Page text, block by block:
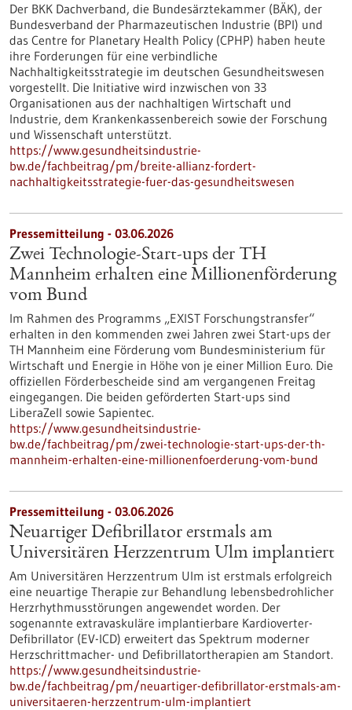
Der BKK Dachverband, die Bundesärztekammer (BÄK), der
Bundesverband der Pharmazeutischen Industrie (BPI) und
das Centre for Planetary Health Policy (CPHP) haben heute
ihre Forderungen für eine verbindliche
Nachhaltigkeitsstrategie im deutschen Gesundheitswesen
vorgestellt. Die Initiative wird inzwischen von 33
Organisationen aus der nachhaltigen Wirtschaft und
Industrie, dem Krankenkassenbereich sowie der Forschung
und Wissenschaft unterstützt.
https://www.gesundheitsindustrie-
bw.de/fachbeitrag/pm/breite-allianz-fordert-
nachhaltigkeitsstrategie-fuer-das-gesundheitswesen
Pressemitteilung - 03.06.2026
Zwei Technologie-Start-ups der TH
Mannheim erhalten eine Millionenförderung
vom Bund
Im Rahmen des Programms „EXIST Forschungstransfer“
erhalten in den kommenden zwei Jahren zwei Start-ups der
TH Mannheim eine Förderung vom Bundesministerium für
Wirtschaft und Energie in Höhe von je einer Million Euro. Die
offiziellen Förderbescheide sind am vergangenen Freitag
eingegangen. Die beiden geförderten Start-ups sind
LiberaZell sowie Sapientec.
https://www.gesundheitsindustrie-
bw.de/fachbeitrag/pm/zwei-technologie-start-ups-der-th-
mannheim-erhalten-eine-millionenfoerderung-vom-bund
Pressemitteilung - 03.06.2026
Neuartiger Defibrillator erstmals am
Universitären Herzzentrum Ulm implantiert
Am Universitären Herzzentrum Ulm ist erstmals erfolgreich
eine neuartige Therapie zur Behandlung lebensbedrohlicher
Herzrhythmusstörungen angewendet worden. Der
sogenannte extravaskuläre implantierbare Kardioverter-​
Defibrillator (EV-​ICD) erweitert das Spektrum moderner
Herzschrittmacher-​ und Defibrillatortherapien am Standort.
https://www.gesundheitsindustrie-
bw.de/fachbeitrag/pm/neuartiger-defibrillator-erstmals-am-
universitaeren-herzzentrum-ulm-implantiert